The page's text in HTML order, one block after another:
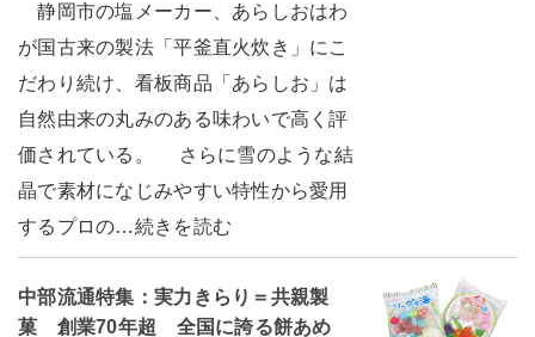
静岡市の塩メーカー、あらしおはわ
が国古来の製法「平釜直火炊き」にこ
だわり続け、看板商品「あらしお」は
自然由来の丸みのある味わいで高く評
価されている。 さらに雪のような結
晶で素材になじみやすい特性から愛用
するプロの…続きを読む
中部流通特集：実力きらり＝共親製
菓 創業70年超 全国に誇る餅あめ